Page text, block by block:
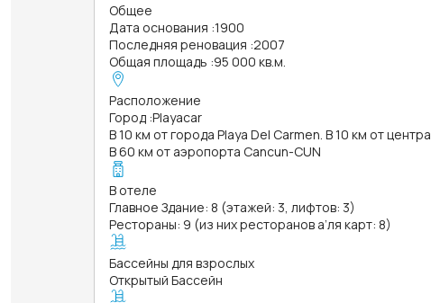
Общее
Дата основания :1900
Последняя реновация :2007
Общая площадь :95 000 кв.м.
Расположение
Город :Playacar
В 10 км от города Playa Del Carmen. В 10 км от
В 60 км от аэропорта Cancun-CUN
В отеле
Главное Здание: 8 (этажей: 3, лифтов: 3)
Рестораны: 9 (из них ресторанов а’ля карт: 8)
Бассейны для взрослых
Открытый Бассейн